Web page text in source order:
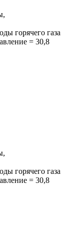
горячего газа
= 30,8
горячего газа
= 30,8